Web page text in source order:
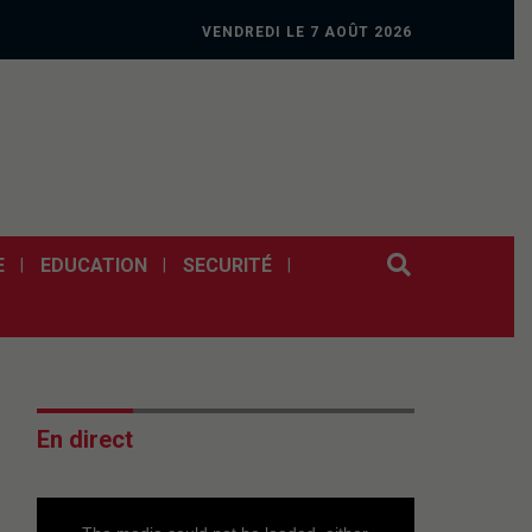
VENDREDI LE 7 AOÛT 2026
EDUCATION SECURITÉ
En direct